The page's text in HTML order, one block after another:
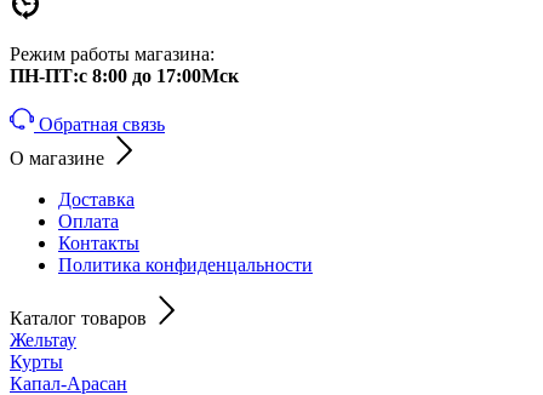
Режим работы магазина:
ПН-ПТ:с 8:00 до 17:00Мск
Обратная связь
О магазине
Доставка
Оплата
Контакты
Политика конфиденцальности
Каталог товаров
Жельтау
Курты
Капал-Арасан